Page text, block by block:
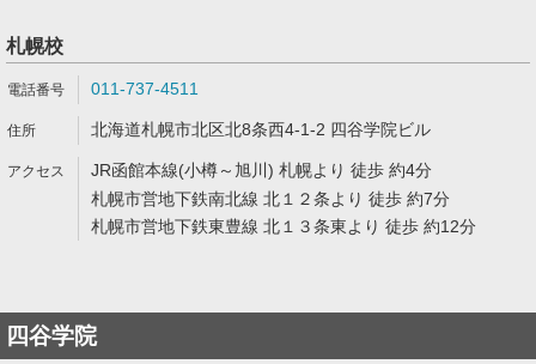
札幌校
011-737-4511
北海道札幌市北区北8条西4-1-2 四谷学院ビル
JR函館本線(小樽～旭川) 札幌より 徒歩 約4分
札幌市営地下鉄南北線 北１２条より 徒歩 約7分
札幌市営地下鉄東豊線 北１３条東より 徒歩 約12分
四谷学院